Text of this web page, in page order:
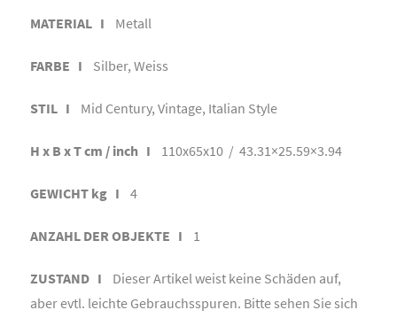
MATERIAL I Metall
FARBE I Silber, Weiss
STIL I Mid Century, Vintage, Italian Style
H x B x T cm / inch I 110x65x10 / 43.31×25.59×3.94
GEWICHT kg I 4
ANZAHL DER OBJEKTE I 1
ZUSTAND I Dieser Artikel weist keine Schäden auf,
aber evtl. leichte Gebrauchsspuren. Bitte sehen Sie sich